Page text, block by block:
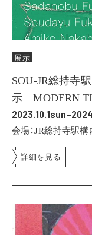
展示
SOU-JR総持寺
示 MODERN
会場：JR総持寺駅構
詳細を見る